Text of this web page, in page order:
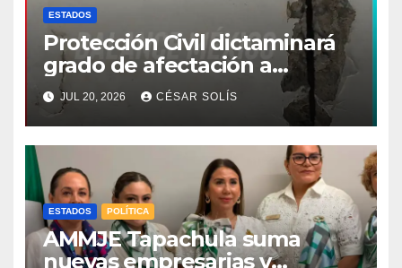
ESTADOS
Protección Civil dictaminará
grado de afectación a
escuelas por sismo de 7.4
grados
JUL 20, 2026 CÉSAR SOLÍS
ESTADOS POLÍTICA
AMMJE Tapachula suma
nuevas empresarias y